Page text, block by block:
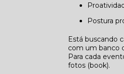
Postura
Está buscando
com um banco
Para cada
fotos (book).